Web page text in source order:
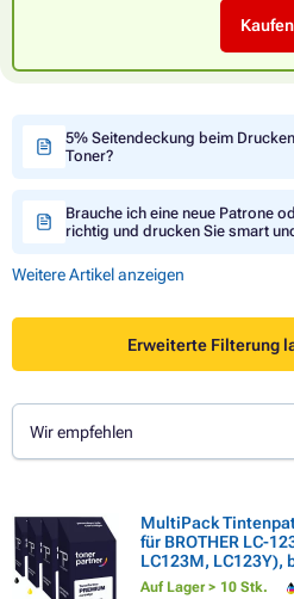
Kaufen
5% Seitendeckung beim
Toner?
Brauche ich eine neue Patrone
richtig und drucken Sie smart
Weitere Artikel anzeigen
Erweiterte Filterung
Wir empfehlen
MultiPack
für BROTHER LC-
LC123M, LC123Y),
Auf Lager > 10 Stk.